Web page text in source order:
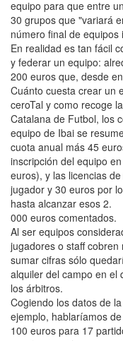
equipo para que entre
30 grupos que "variará
número final de equipos
En realidad es tan fácil
y federar un equipo:
200 euros que, desde
Cuánto cuesta crear un
ceroTal y como recoge
Catalana de Futbol, los
equipo de Ibai se
cuota anual más 45
inscripción del equipo
euros), y las licencias
jugador y 30 euros por
hasta alcanzar esos 2.
000 euros comentados.
Al ser equipos
jugadores o staff
sumar cifras sólo
alquiler del campo en el
los árbitros.
Cogiendo los datos de
ejemplo, hablaríamos
100 euros para 17